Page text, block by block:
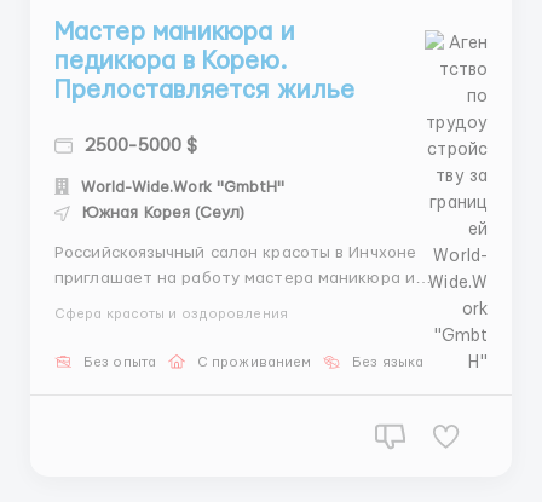
Мастер маникюра и
педикюра в Корею.
Прелоставляется жилье
2500-5000 $
World-Wide.Work "GmbtH"
Южная Корея (Сеул)
Российскоязычный салон красоты в Инчхоне
приглашает на работу мастера маникюра и
Описание вакансии: 📍 Место работы: г. Инчхон. 📅
График работы: 5 дней в неделю. 💰 Зарплата: от
Сфера красоты и оздоровления
Без опыта С проживанием Без языка